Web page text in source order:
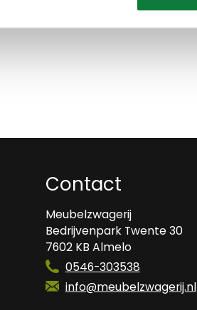
Contact
Meubelzwagerij
Bedrijvenpark Twente 30
7602 KB Almelo
0546-303538
info@meubelzwagerij.nl